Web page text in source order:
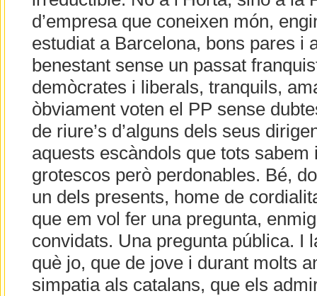
d’empresa que coneixen món,
estudiat a Barcelona, bons pares i
benestant sense un passat
demòcrates i liberals, tranquils,
òbviament voten el PP sense
de riure’s d’alguns dels seus
aquests escàndols que tots
grotescos però perdonables. Bé,
un dels presents, home de
que em vol fer una pregunta,
convidats. Una pregunta pública. I
què jo, que de jove i durant molts
simpatia als catalans, que els